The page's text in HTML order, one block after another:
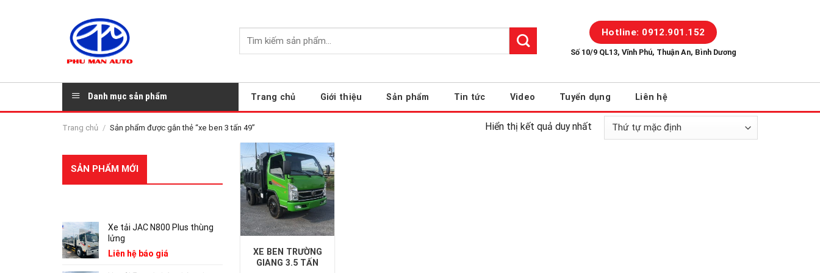
Hotline: 0912.901.152
Số 10/9 QL13, Vĩnh Phú, Thuận An, Bình Dương
Danh mục sản phẩm Trang chủ Giới thiệu Sản phẩm Tin tức Video Tuyển dụng Liên hệ
Trang chủ / Sản phẩm được gắn thẻ “xe ben 3 tấn 49” Hiển thị kết quả duy nhất
SẢN PHẨM MỚI
Xe tải JAC N800 Plus thùng
lửng
Liên hệ báo giá
XE BEN TRƯỜNG
GIANG 3.5 TẤN